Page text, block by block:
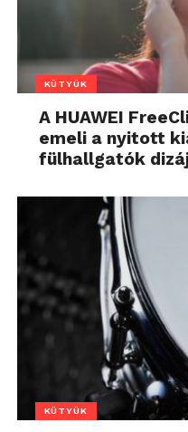
KÜTYÜK
A HUAWEI
emeli a nyitott
fülhallgatók
KÜTYÜK